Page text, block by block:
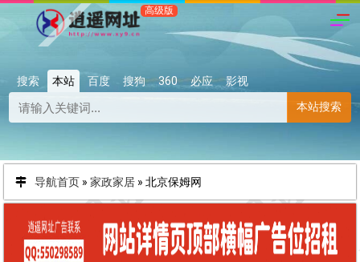
搜索 本站 百度 搜狗 360 必应
影视
本站搜索
导航首页 » 家政家居 » 北京保姆网